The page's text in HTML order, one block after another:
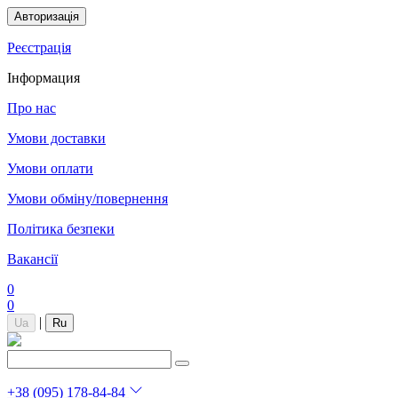
Авторизація
Реєстрація
Інформация
Про нас
Умови доставки
Умови оплати
Умови обміну/повернення
Політика безпеки
Вакансії
0
0
Ua | Ru
+38 (095) 178-84-84